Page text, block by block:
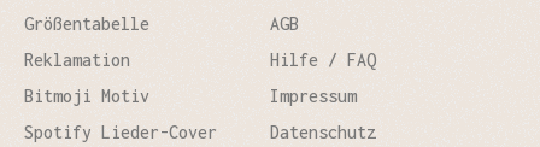
Größentabelle
Reklamation
Bitmoji Motiv
Spotify Lieder-Cover
AGB
Hilfe / FAQ
Impressum
Datenschutz